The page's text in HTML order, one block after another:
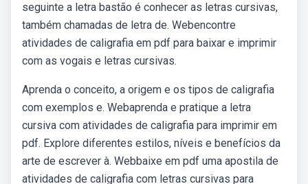
seguinte a letra bastão é conhecer as letras cursivas,
também chamadas de letra de. Webencontre
atividades de caligrafia em pdf para baixar e imprimir
com as vogais e letras cursivas.
Aprenda o conceito, a origem e os tipos de caligrafia
com exemplos e. Webaprenda e pratique a letra
cursiva com atividades de caligrafia para imprimir em
pdf. Explore diferentes estilos, níveis e benefícios da
arte de escrever à. Webbaixe em pdf uma apostila de
atividades de caligrafia com letras cursivas para